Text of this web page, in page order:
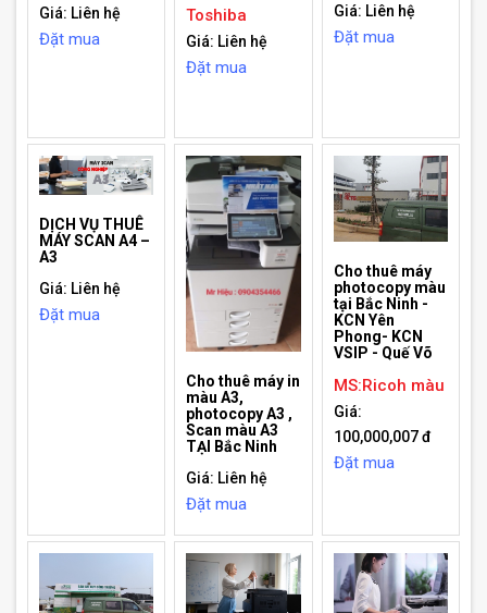
Giá: Liên hệ
Đặt mua
Toshiba
Giá: Liên hệ
Đặt mua
Giá: Liên hệ
Đặt mua
DỊCH VỤ THUÊ
MÁY SCAN A4 –
A3
Giá: Liên hệ
Đặt mua
Cho thuê máy in
màu A3,
photocopy A3 ,
Scan màu A3
TẠI Bắc Ninh
Giá: Liên hệ
Đặt mua
Cho thuê máy
photocopy màu
tại Bắc Ninh -
KCN Yên
Phong- KCN
VSIP - Quế Võ
MS:Ricoh màu
Giá:
100,000,007 đ
Đặt mua